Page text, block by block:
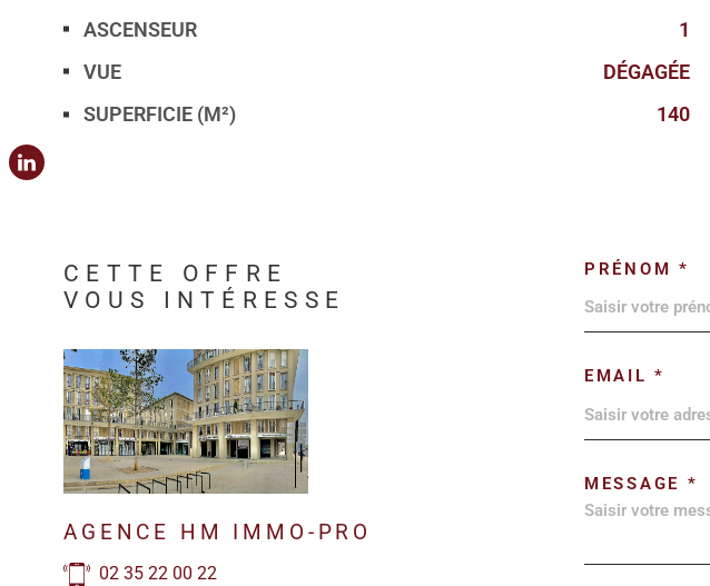
ASCENSEUR
1
VUE
DÉGAGÉE
SUPERFICIE (M²)
140
CETTE OFFRE
VOUS INTÉRESSE
AGENCE HM IMMO-PRO
02 35 22 00 22
PRÉNOM *
EMAIL *
MESSAGE *